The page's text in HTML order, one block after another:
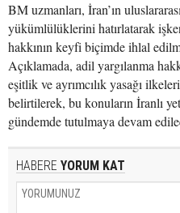
BM uzmanları, İran’ın
yükümlülüklerini hatırlatarak
hakkının keyfi biçimde ihlal
Açıklamada, adil yargılanma
eşitlik ve ayrımcılık yasağı
belirtilerek, bu konuların İranlı
gündemde tutulmaya devam
HABERE YORUM KAT